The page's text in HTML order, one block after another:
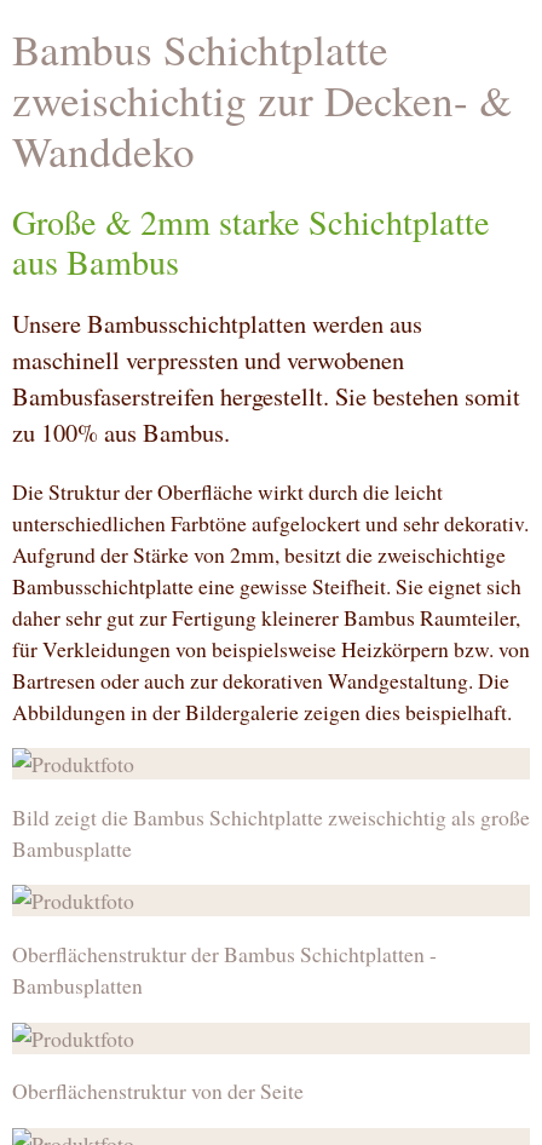
Bambus Schichtplatte
zweischichtig zur Decken- &
Wanddeko
Große & 2mm starke Schichtplatte
aus Bambus
Unsere Bambusschichtplatten werden aus
maschinell verpressten und verwobenen
Bambusfaserstreifen hergestellt. Sie bestehen somit
zu 100% aus Bambus.
Die Struktur der Oberfläche wirkt durch die leicht
unterschiedlichen Farbtöne aufgelockert und sehr dekorativ.
Aufgrund der Stärke von 2mm, besitzt die zweischichtige
Bambusschichtplatte eine gewisse Steifheit. Sie eignet sich
daher sehr gut zur Fertigung kleinerer Bambus Raumteiler,
für Verkleidungen von beispielsweise Heizkörpern bzw. von
Bartresen oder auch zur dekorativen Wandgestaltung. Die
Abbildungen in der Bildergalerie zeigen dies beispielhaft.
Bild zeigt die Bambus Schichtplatte zweischichtig als große
Bambusplatte
Oberflächenstruktur der Bambus Schichtplatten -
Bambusplatten
Oberflächenstruktur von der Seite